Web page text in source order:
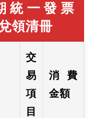
統一發票
領清冊
交
易
項
目
消費
金額